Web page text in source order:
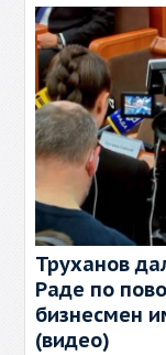
Труханов
Раде по
бизнесмен
(видео)